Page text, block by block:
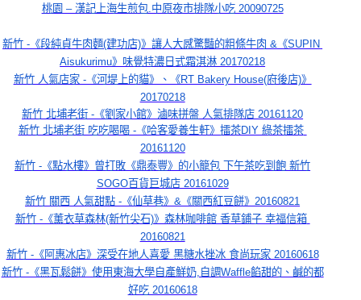
桃園 – 漢記上海生煎包.中原夜市排隊小吃 20090725
新竹 -《段純貞牛肉麵(建功店)》讓人大感驚豔的粗條牛肉 &《SUPIN
Aisukurimu》味覺特濃日式霜淇淋 20170218
新竹 人氣店家 -《河堤上的貓》、《RT Bakery House(府後店)》
20170218
新竹 北埔老街 -《劉家小館》滷味拼盤 人氣排隊店 20161120
新竹 北埔老街 吃吃喝喝 -《哈客愛養生軒》擂茶DIY 綠茶擂茶
20161120
新竹 -《點水樓》曾打敗《鼎泰豐》的小籠包 下午茶吃到飽 新竹
SOGO百貨巨城店 20161029
新竹 關西 人氣甜點 -《仙草巷》&《關西紅豆餅》20160821
新竹 -《薰衣草森林(新竹尖石)》森林咖啡館 香草鋪子 幸福信箱
20160821
新竹 -《阿惠冰店》深受在地人喜愛 黑糖水挫冰 食尚玩家 20160618
新竹 -《黑瓦鬆餅》使用東海大學自產鮮奶,自調Waffle餡甜的、鹹的都
好吃 20160618